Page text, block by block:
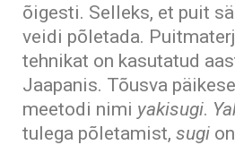
õigesti. Selleks, et puit
veidi põletada.
tehnikat on kasutatud
Jaapanis. Tõusva
meetodi nimi yakisugi.
tulega põletamist, sugi